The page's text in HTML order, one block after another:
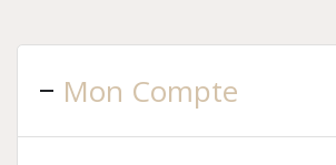
Mon Compte